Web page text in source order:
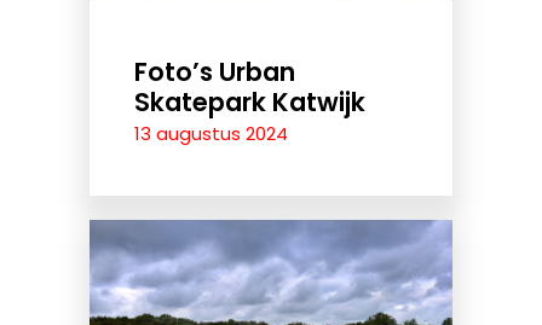
Foto’s Urban
Skatepark Katwijk
13 augustus 2024